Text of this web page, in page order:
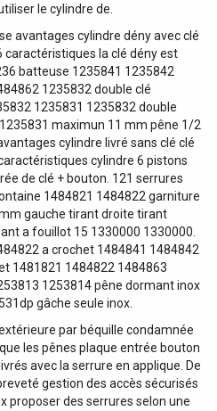
le cylindre de.
avantages cylindre dény avec clé
caractéristiques la clé dény est
batteuse 1235841 1235842
1235832 double clé
1235831 1235832 double
maximun 11 mm pêne 1/2
cylindre livré sans clé clé
cylindre 6 pistons
de clé + bouton. 121 serrures
1484821 1484822 garniture
gauche tirant droite tirant
a fouillot 15 1330000 1330000.
a crochet 1484841 1484842
1481821 1484822 1484863
1253814 pêne dormant inox
gâche seule inox.
par béquille condamnée
les pênes plaque entrée bouton
avec la serrure en applique. De
gestion des accès sécurisés
proposer des serrures selon une